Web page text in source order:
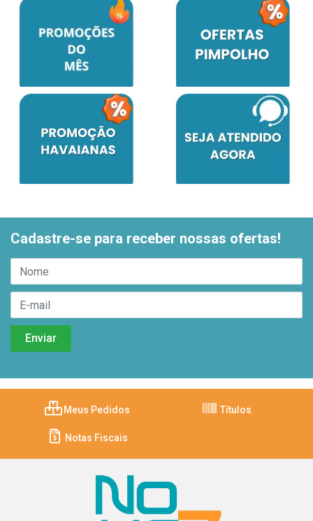
Cadastre-se para receber nossas ofertas!
Meus Pedidos Títulos
Notas Fiscais